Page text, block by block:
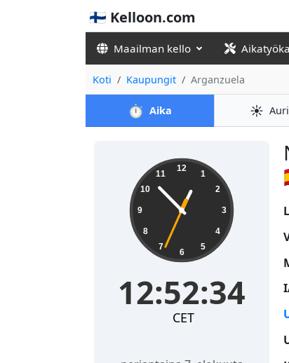
🇫🇮 Kelloon.com
Maailman kello
Koti Kaupungit Arganzuela
⏱️ Aika ☀️
12:52:35 12
1
2
3
4
5
6
7
8
9
10
11
12:52:35
CET